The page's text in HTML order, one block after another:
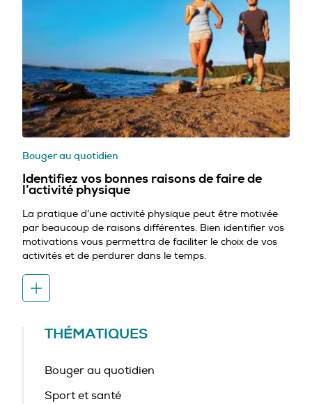
THÉMATIQUES
Bouger au quotidien
Sport et santé
Bouger au quotidien
Identifiez vos bonnes raisons de faire de
l’activité physique
La pratique d’une activité physique peut être motivée
par beaucoup de raisons différentes. Bien identifier vos
motivations vous permettra de faciliter le choix de vos
activités et de perdurer dans le temps.